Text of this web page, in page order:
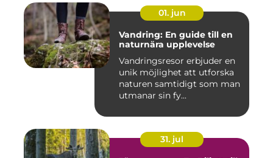
01. jun
Vandring: En guide till en
naturnära upplevelse
Vandringsresor erbjuder en
unik möjlighet att utforska
naturen samtidigt som man
utmanar sin fy...
31. jul